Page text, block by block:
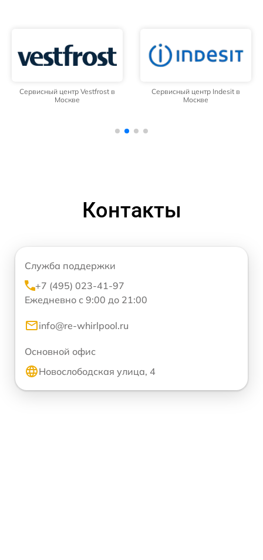
Сервисный центр Vestfrost в
Москве
Сервисный центр Indesit в
Москве
Контакты
Служба поддержки
+7 (495) 023-41-97
Ежедневно с 9:00 до 21:00
info@re-whirlpool.ru
Основной офис
Новослободская улица, 4